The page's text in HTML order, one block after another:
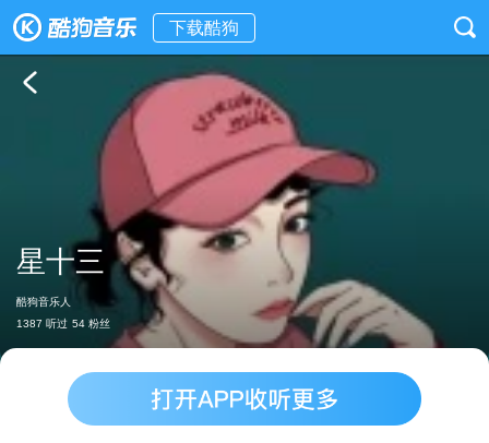
下载酷狗
星十三
酷狗音乐人
1387 听过 54 粉丝